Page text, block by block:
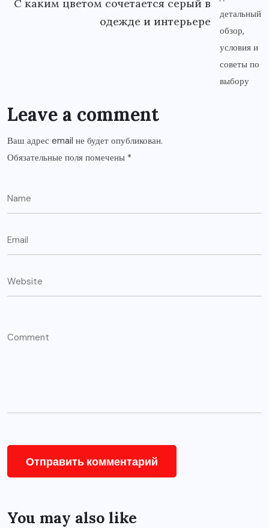
С каким цветом сочетается серый в
одежде и интерьере
Leave a comment
Ваш адрес email не будет опубликован.
Обязательные поля помечены *
You may also like